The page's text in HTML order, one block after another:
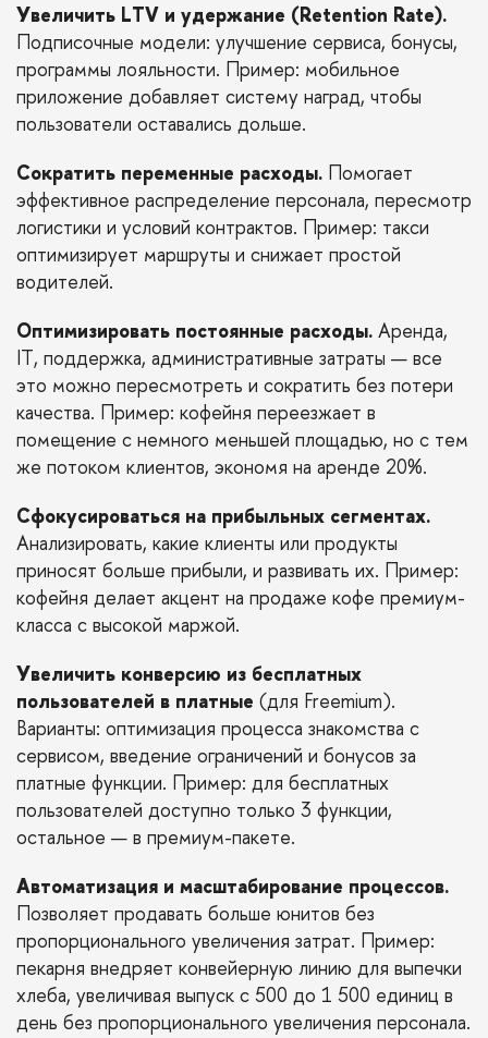
Увеличить LTV и удержание (Retention Rate).
Подписочные модели: улучшение сервиса, бонусы,
программы лояльности. Пример: мобильное
приложение добавляет систему наград, чтобы
пользователи оставались дольше.
Сократить переменные расходы. Помогает
эффективное распределение персонала, пересмотр
логистики и условий контрактов. Пример: такси
оптимизирует маршруты и снижает простой
водителей.
Оптимизировать постоянные расходы. Аренда,
IT, поддержка, административные затраты — все
это можно пересмотреть и сократить без потери
качества. Пример: кофейня переезжает в
помещение с немного меньшей площадью, но с тем
же потоком клиентов, экономя на аренде 20%.
Сфокусироваться на прибыльных сегментах.
Анализировать, какие клиенты или продукты
приносят больше прибыли, и развивать их. Пример:
кофейня делает акцент на продаже кофе премиум-
класса с высокой маржой.
Увеличить конверсию из бесплатных
пользователей в платные (для Freemium).
Варианты: оптимизация процесса знакомства с
сервисом, введение ограничений и бонусов за
платные функции. Пример: для бесплатных
пользователей доступно только 3 функции,
остальное — в премиум-пакете.
Автоматизация и масштабирование процессов.
Позволяет продавать больше юнитов без
пропорционального увеличения затрат. Пример:
пекарня внедряет конвейерную линию для выпечки
хлеба, увеличивая выпуск с 500 до 1 500 единиц в
день без пропорционального увеличения персонала.